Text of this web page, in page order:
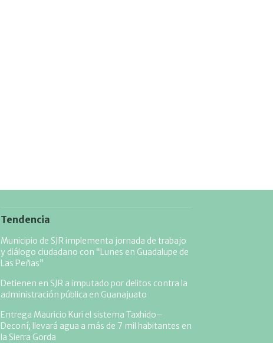
Tendencia
Municipio de SJR implementa jornada de trabajo
y diálogo ciudadano con “Lunes en Guadalupe de
Las Peñas”
Detienen en SJR a imputado por delitos contra la
administración pública en Guanajuato
Entrega Mauricio Kuri el sistema Taxhido–
Deconí; llevará agua a más de 7 mil habitantes en
la Sierra Gorda